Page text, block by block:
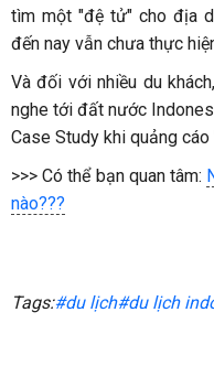
tìm một "đệ tử" cho địa
đến nay vẫn chưa thực
Và đối với nhiều du
nghe tới đất nước
Case Study khi quảng cáo
>>> Có thể bạn quan tâm:
nào???
Tags:#du lịch#du lịch